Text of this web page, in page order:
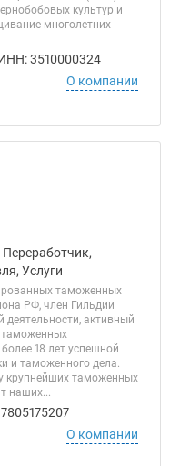
культур и
многолетних
3510000324
О компании
Услуги
таможенных
РФ, член Гильдии
активный
таможенных
18 лет успешной
и таможенного дела.
крупнейших таможенных
наших...
О компании